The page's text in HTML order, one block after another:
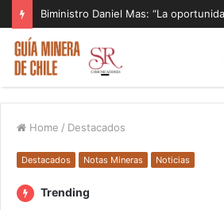
Home / Destacados
Destacados Notas Mineras Noticias
Trending